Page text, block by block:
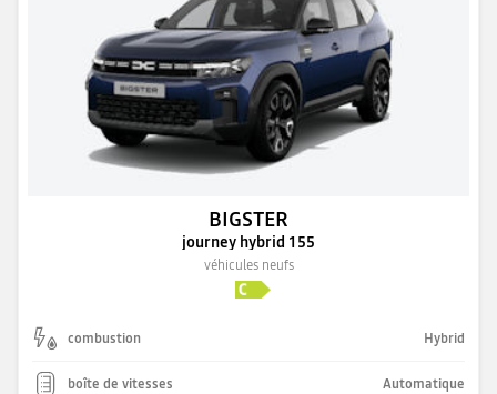
BIGSTER
journey hybrid 155
véhicules neufs
combustion Hybrid
boîte de vitesses Automatique